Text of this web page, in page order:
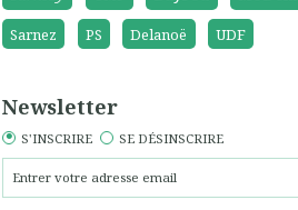
Sarnez
PS Delanoë UDF
Newsletter
S'INSCRIRE SE DÉSINSCRIRE